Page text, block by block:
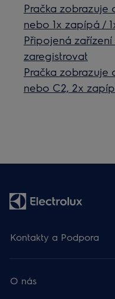
Pračka zobrazuje
nebo 1x zapípá /
Připojená
zaregistrovat
Pračka zobrazuje
nebo C2, 2x
Kontakty a Podpora
O nás